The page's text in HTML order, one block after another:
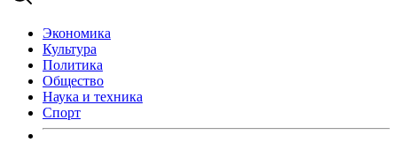
Экономика
Культура
Политика
Общество
Наука и техника
Спорт